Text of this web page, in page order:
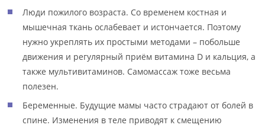
Люди пожилого возраста. Со временем костная и
мышечная ткань ослабевает и истончается. Поэтому
нужно укреплять их простыми методами – побольше
движения и регулярный приём витамина D и кальция, а
также мультивитаминов. Самомассаж тоже весьма
полезен.
Беременные. Будущие мамы часто страдают от болей в
спине. Изменения в теле приводят к смещению